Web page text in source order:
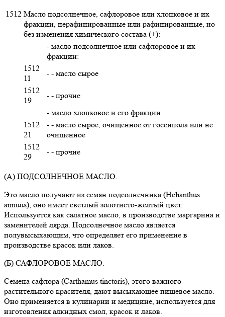
1512 Масло подсолнечное, сафлоровое или хлопковое и их
фракции, нерафинированные или рафинированные, но
без изменения химического состава (+):
- масло подсолнечное или сафлоровое и их
фракции:
1512
11
- - масло сырое
1512
19
- - прочие
- масло хлопковое и его фракции:
1512
21
- - масло сырое, очищенное от госсипола или не
очищенное
1512
29
- - прочие
(А) ПОДСОЛНЕЧНОЕ МАСЛО.
Это масло получают из семян подсолнечника (Helianthus
annuus), оно имеет светлый золотисто-желтый цвет.
Используется как салатное масло, в производстве маргарина и
заменителей лярда. Подсолнечное масло является
полувысыхающим, что определяет его применение в
производстве красок или лаков.
(Б) САФЛОРОВОЕ МАСЛО.
Семена сафлора (Carthamus tinctoris), этого важного
растительного красителя, дают высыхающее пищевое масло.
Оно применяется в кулинарии и медицине, используется для
изготовления алкидных смол, красок и лаков.